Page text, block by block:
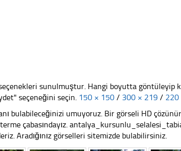
sunulmuştur. Hangi boyutta göntüleyip
seçeneğini seçin. 150 × 150 / 300 × 219 / 220
bulabileceğinizi umuyoruz. Bir görseli HD
çabasındayız.
Aradığınız görselleri sitemizde bulabilirsiniz.